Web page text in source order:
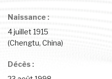
Naissance :
4 juillet 1915
(Chengtu, China)
Décès :